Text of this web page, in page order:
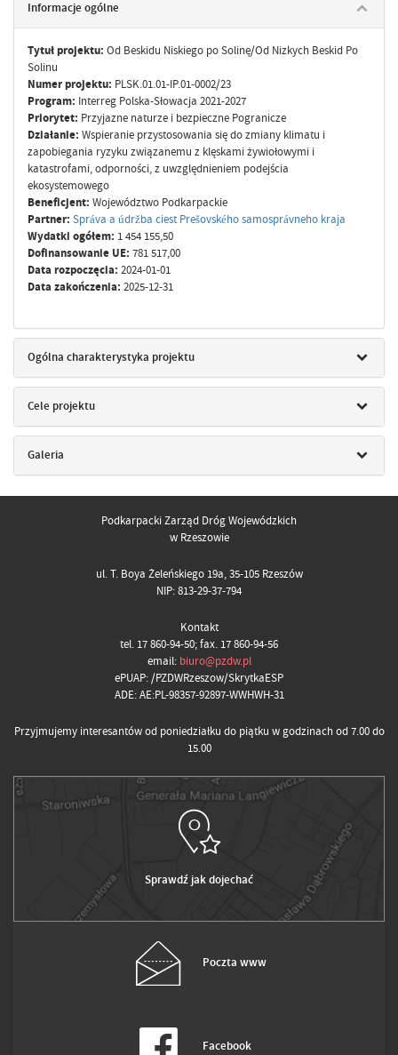
Informacje ogólne
Tytuł projektu: Od Beskidu Niskiego po Solinę/Od Nizkych Beskid Po
Solinu
Numer projektu: PLSK.01.01-IP.01-0002/23
Program: Interreg Polska-Słowacja 2021-2027
Priorytet: Przyjazne naturze i bezpieczne Pogranicze
Działanie: Wspieranie przystosowania się do zmiany klimatu i
zapobiegania ryzyku związanemu z klęskami żywiołowymi i
katastrofami, odporności, z uwzględnieniem podejścia
ekosystemowego
Beneficjent: Województwo Podkarpackie
Partner: Správa a údržba ciest Prešovského samosprávneho kraja
Wydatki ogółem: 1 454 155,50
Dofinansowanie UE: 781 517,00
Data rozpoczęcia: 2024-01-01
Data zakończenia: 2025-12-31
Ogólna charakterystyka projektu
Cele projektu
Galeria
Podkarpacki Zarząd Dróg Wojewódzkich
w Rzeszowie
ul. T. Boya Żeleńskiego 19a, 35-105 Rzeszów
NIP: 813-29-37-794
Kontakt
tel. 17 860-94-50; fax. 17 860-94-56
email: biuro@pzdw.pl
ePUAP: /PZDWRzeszow/SkrytkaESP
ADE: AE:PL-98357-92897-WWHWH-31
Przyjmujemy interesantów od poniedziałku do piątku w godzinach od 7.00 do
15.00
Sprawdź jak dojechać
Poczta www
Facebook